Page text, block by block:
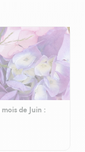
de Juin :